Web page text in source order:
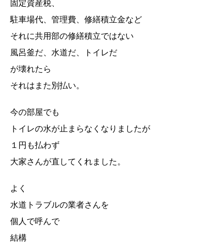
固定資産税、
駐車場代、管理費、修繕積立金など
それに共用部の修繕積立ではない
風呂釜だ、水道だ、トイレだ
が壊れたら
それはまた別払い。
今の部屋でも
トイレの水が止まらなくなりましたが
１円も払わず
大家さんが直してくれました。
よく
水道トラブルの業者さんを
個人で呼んで
結構